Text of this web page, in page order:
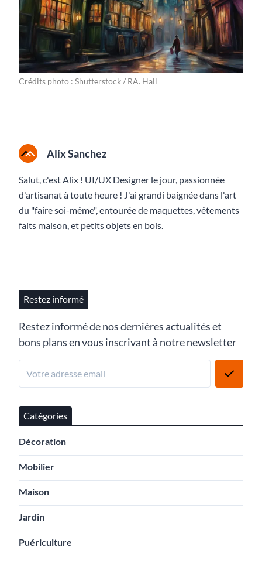
Crédits photo : Shutterstock / RA. Hall
Alix Sanchez
Salut, c'est Alix ! UI/UX Designer le jour, passionnée
d'artisanat à toute heure ! J'ai grandi baignée dans l'art
du "faire soi-même", entourée de maquettes, vêtements
faits maison, et petits objets en bois.
Restez informé
Restez informé de nos dernières actualités et
bons plans en vous inscrivant à notre newsletter
Catégories
Décoration
Mobilier
Maison
Jardin
Puériculture